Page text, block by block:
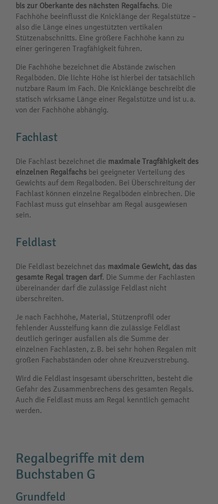
bis zur Oberkante des nächsten Regalfachs. Die
Fachhöhe beeinflusst die Knicklänge der Regalstütze –
also die Länge eines ungestützten vertikalen
Stützenabschnitts. Eine größere Fachhöhe kann zu
einer geringeren Tragfähigkeit führen.
Die Fachhöhe bezeichnet die Abstände zwischen
Regalböden. Die lichte Höhe ist hierbei der tatsächlich
nutzbare Raum im Fach. Die Knicklänge beschreibt die
statisch wirksame Länge einer Regalstütze und ist u. a.
von der Fachhöhe abhängig.
Fachlast
Die Fachlast bezeichnet die maximale Tragfähigkeit des
einzelnen Regalfachs bei geeigneter Verteilung des
Gewichts auf dem Regalboden. Bei Überschreitung der
Fachlast können einzelne Regalböden einbrechen. Die
Fachlast muss gut einsehbar am Regal ausgewiesen
sein.
Feldlast
Die Feldlast bezeichnet das maximale Gewicht, das das
gesamte Regal tragen darf. Die Summe der Fachlasten
übereinander darf die zulässige Feldlast nicht
überschreiten.
Je nach Fachhöhe, Material, Stützenprofil oder
fehlender Aussteifung kann die zulässige Feldlast
deutlich geringer ausfallen als die Summe der
einzelnen Fachlasten, z. B. bei sehr hohen Regalen mit
großen Fachabständen oder ohne Kreuzverstrebung.
Wird die Feldlast insgesamt überschritten, besteht die
Gefahr des Zusammenbrechens des gesamten Regals.
Auch die Feldlast muss am Regal kenntlich gemacht
werden.
Regalbegriffe mit dem
Buchstaben G
Grundfeld